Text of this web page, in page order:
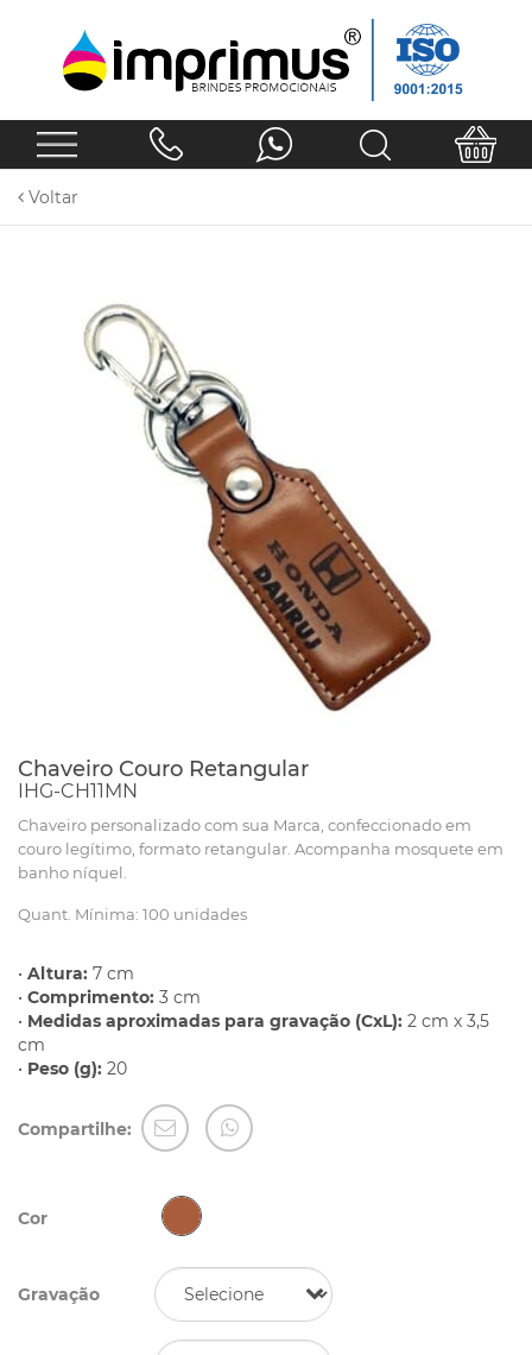
Voltar
Chaveiro Couro Retangular
IHG-CH11MN
Chaveiro personalizado com sua Marca, confeccionado em
couro legítimo, formato retangular. Acompanha mosquete em
banho níquel.
Quant. Mínima: 100 unidades
• Altura: 7 cm
• Comprimento: 3 cm
• Medidas aproximadas para gravação (CxL): 2 cm x 3,5
cm
• Peso (g): 20
Compartilhe:
Cor
Gravação